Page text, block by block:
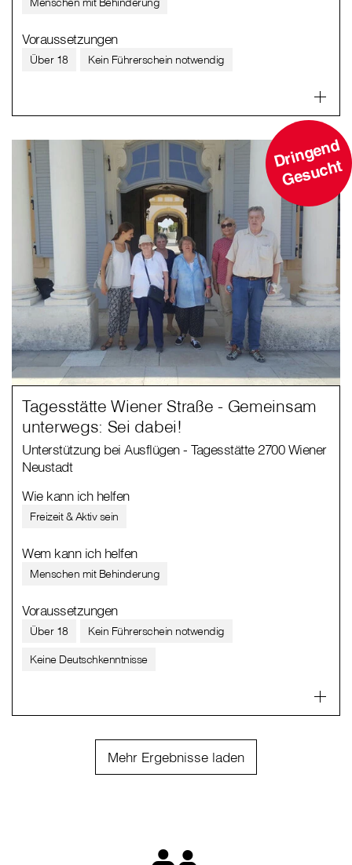
Voraussetzungen
Über 18 Kein Führerschein notwendig
D
ri
n
g
e
n
d
G
e
s
u
c
ht
Tagesstätte Wiener Straße - Gemeinsam
unterwegs: Sei dabei!
Unterstützung bei Ausflügen - Tagesstätte 2700 Wiener
Neustadt
Wie kann ich helfen
Freizeit & Aktiv sein
Wem kann ich helfen
Menschen mit Behinderung
Voraussetzungen
Über 18
Kein Führerschein notwendig
Keine Deutschkenntnisse
Mehr Ergebnisse laden